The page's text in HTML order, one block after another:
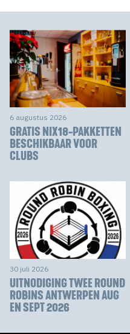
6 augustus 2026
GRATIS NIX18-PAKKETTEN
BESCHIKBAAR VOOR
CLUBS
30 juli 2026
UITNODIGING TWEE ROUND
ROBINS ANTWERPEN AUG
EN SEPT 2026